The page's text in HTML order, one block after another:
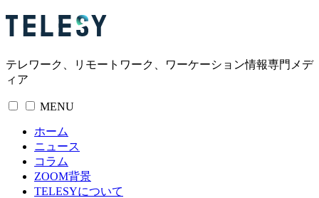
テレワーク、リモートワーク、ワーケーション情報専門メデ
ィア
MENU
ホーム
ニュース
コラム
ZOOM背景
TELESYについて